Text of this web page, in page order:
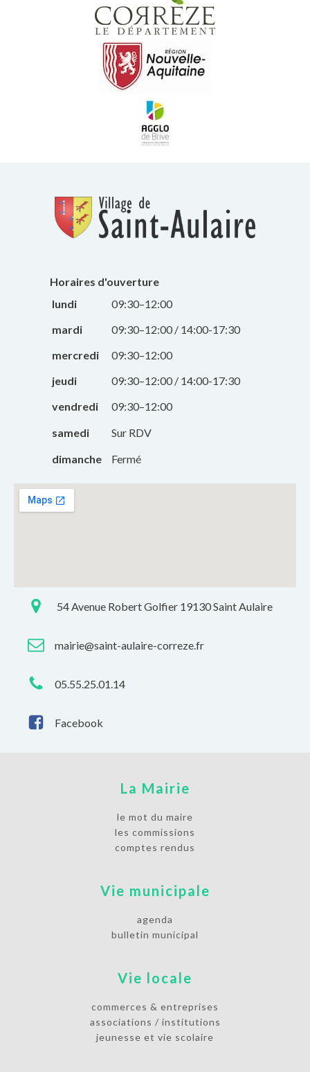
Horaires d'ouverture
lundi
09:30–12:00
mardi
09:30–12:00 / 14:00-17:30
mercredi
09:30–12:00
jeudi
09:30–12:00 / 14:00-17:30
vendredi
09:30–12:00
samedi
Sur RDV
dimanche
Fermé
54 Avenue Robert Golfier 19130 Saint Aulaire
mairie@saint-aulaire-correze.fr
05.55.25.01.14
Facebook
La Mairie
le mot du maire
les commissions
comptes rendus
Vie municipale
agenda
bulletin municipal
Vie locale
commerces & entreprises
associations / institutions
jeunesse et vie scolaire